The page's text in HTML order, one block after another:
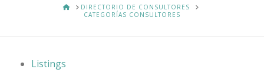
HOMEDIRECTORIO DE CONSULTORES
CATEGORÍAS CONSULTORES
Listings